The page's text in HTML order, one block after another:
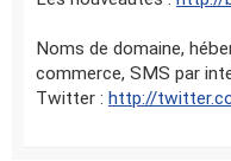
Noms de domaine,
commerce, SMS par
Twitter : http://